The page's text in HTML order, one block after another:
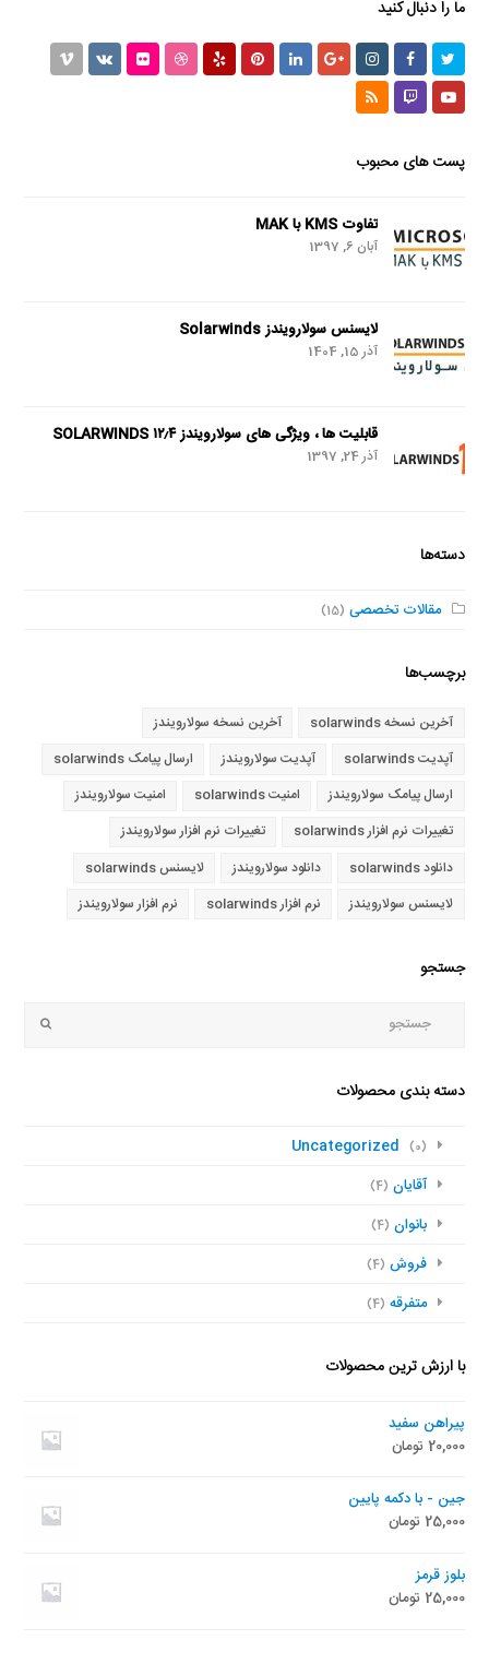
ما را دنبال کنید
Twitter
Facebook
Instagram
GooglePlus
LinkedIn
Pinterest
Yelp
Dribbble
Flickr
VK
Youtube
Twitch
RSS
پست های محبوب
تفاوت KMS با MAK
آبان 6, 1397
لایسنس سولارویندز Solarwinds
آذر 15, 1404
قابلیت ها ، ویژگی های سولارویندز SOLARWINDS ۱۲٫۴
آذر 24, 1397
دسته‌ها
مقالات تخصصی (15)
برچسب‌ها
آخرین نسخه solarwinds
آخرین نسخه سولارویندز
آپدیت solarwinds
آپدیت سولارویندز
ارسال پیامک solarwinds
ارسال پیامک سولارویندز
امنیت solarwinds
امنیت سولارویندز
تغییرات نرم افزار solarwinds
تغییرات نرم افزار سولارویندز
دانلود solarwinds
دانلود سولارویندز
لایسنس solarwinds
لایسنس سولارویندز
نرم افزار solarwinds نرم افزار سولارویندز
جستجو
دسته بندی محصولات
Uncategorized (0)
آقایان (4)
بانوان (4)
فروش (4)
متفرقه (4)
با ارزش ترین محصولات
پیراهن سفید
20,000 تومان
جین - با دکمه پایین
25,000 تومان
بلوز قرمز
25,000 تومان